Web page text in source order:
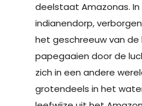
deelstaat Amazonas. In
indianendorp,
het geschreeuw van de
papegaaien door de
zich in een andere
grotendeels in het